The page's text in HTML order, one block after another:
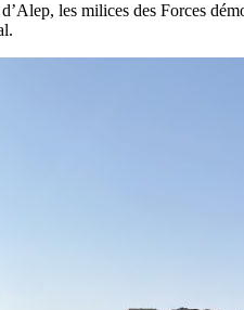
les milices des Forces